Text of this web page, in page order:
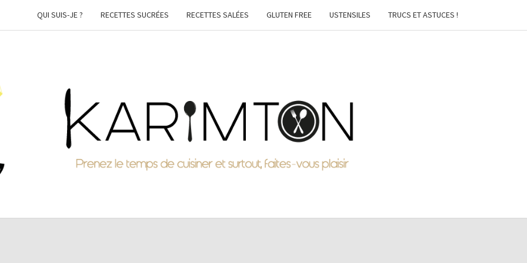
QUI SUIS-JE ? RECETTES SUCRÉES RECETTES SALÉES GLUTEN FREE USTENSILES TRUCS ET ASTUCES !
KARIMTON
Prenez
Le
Temps
De
Faites-